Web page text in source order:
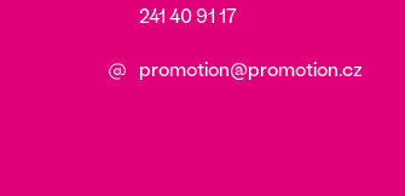
241 40 91 17
promotion@promotion.cz